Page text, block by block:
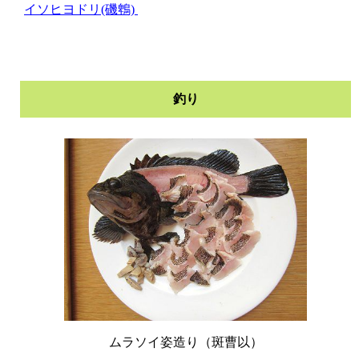
イソヒヨドリ(磯鵯)
釣り
ムラソイ姿造り（斑曹以）